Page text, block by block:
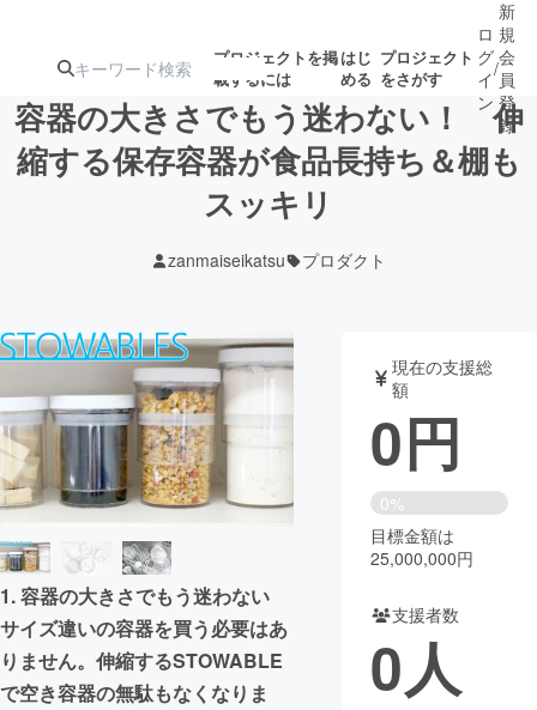
プロジェクトを掲
載するには
はじ
める
プロジェクト
をさがす
注目の新着プロ募集終了が近いプ
テクノロジー・ガジェット
映像・映画 書籍・雑誌
ビジネス・起業 チャレンジ
まちづくり・地域活性化
CAMPFIRE for Social Good
CAMPFIRE Creation
CAMPFIREふるさと納税
コミュニティ
ロ
グ
イ
ン
/
新
規
会
員
登
録
容器の大きさでもう迷わない！ 伸
縮する保存容器が食品長持ち＆棚も
スッキリ
zanmaiseikatsu プロダクト
1. 容器の大きさでもう迷わない
サイズ違いの容器を買う必要はあ
りません。伸縮するSTOWABLE
で空き容器の無駄もなくなりま
現在の支援総
額
0円
0%
目標金額は
25,000,000円
支援者数
0人